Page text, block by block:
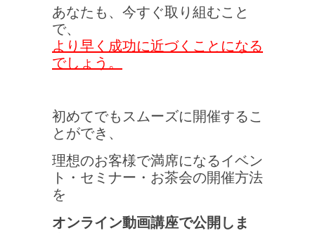
あなたも、今すぐ取り組むこと
で、
より早く成功に近づくことになる
でしょう。
初めてでもスムーズに開催するこ
とができ、
理想のお客様で満席になるイベン
ト・セミナー・お茶会の開催方法
を
オンライン動画講座で公開しま